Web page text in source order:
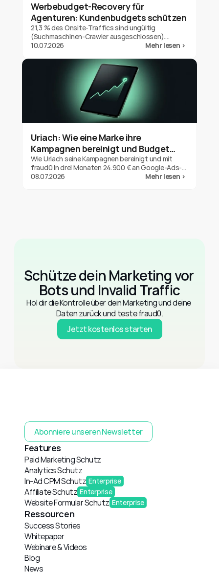
Werbebudget-Recovery für
Agenturen: Kundenbudgets schützen
21,3 % des Onsite-Traffics sind ungültig
(Suchmaschinen-Crawler ausgeschlossen).
Werbebudget-Recovery für Agenturen:
10.07.2026 Mehr lesen >
Uriach: Wie eine Marke ihre
Kampagnen bereinigt und Budget
zurückgeholt hat
Wie Uriach seine Kampagnen bereinigt und mit
fraud0 in drei Monaten 24.900 € an Google-Ads-
Refunds gesichert hat. Ein Ergebnis für eine Marke,
08.07.2026 Mehr lesen >
Schütze dein Marketing vor
Bots und Invalid Traffic
Hol dir die Kontrolle über dein Marketing und deine
Daten zurück und teste fraud0.
Jetzt kostenlos starten
Abonniere unseren Newsletter
Features
Paid Marketing Schutz
Analytics Schutz
In-Ad CPM Schutz Enterprise
Affiliate Schutz Enterprise
Website Formular Schutz Enterprise
Ressourcen
Success Stories
Whitepaper
Webinare & Videos
Blog
News